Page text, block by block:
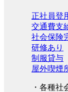
正社員登
交通費支
社会保険
研修あり
制服貸与
屋外喫煙
・各種社